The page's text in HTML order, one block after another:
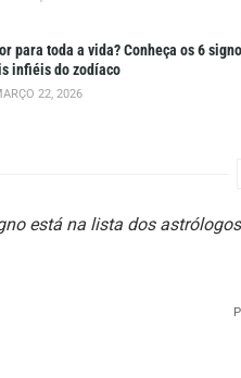
para toda a vida? Conheça os 6
infiéis do zodíaco
22, 2026
está na lista dos